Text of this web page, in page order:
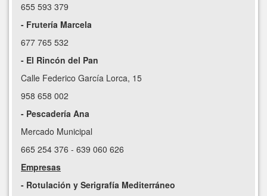
655 593 379
- Frutería Marcela
677 765 532
- El Rincón del Pan
Calle Federico García Lorca, 15
958 658 002
- Pescadería Ana
Mercado Municipal
665 254 376 - 639 060 626
Empresas
- Rotulación y Serigrafía Mediterráneo